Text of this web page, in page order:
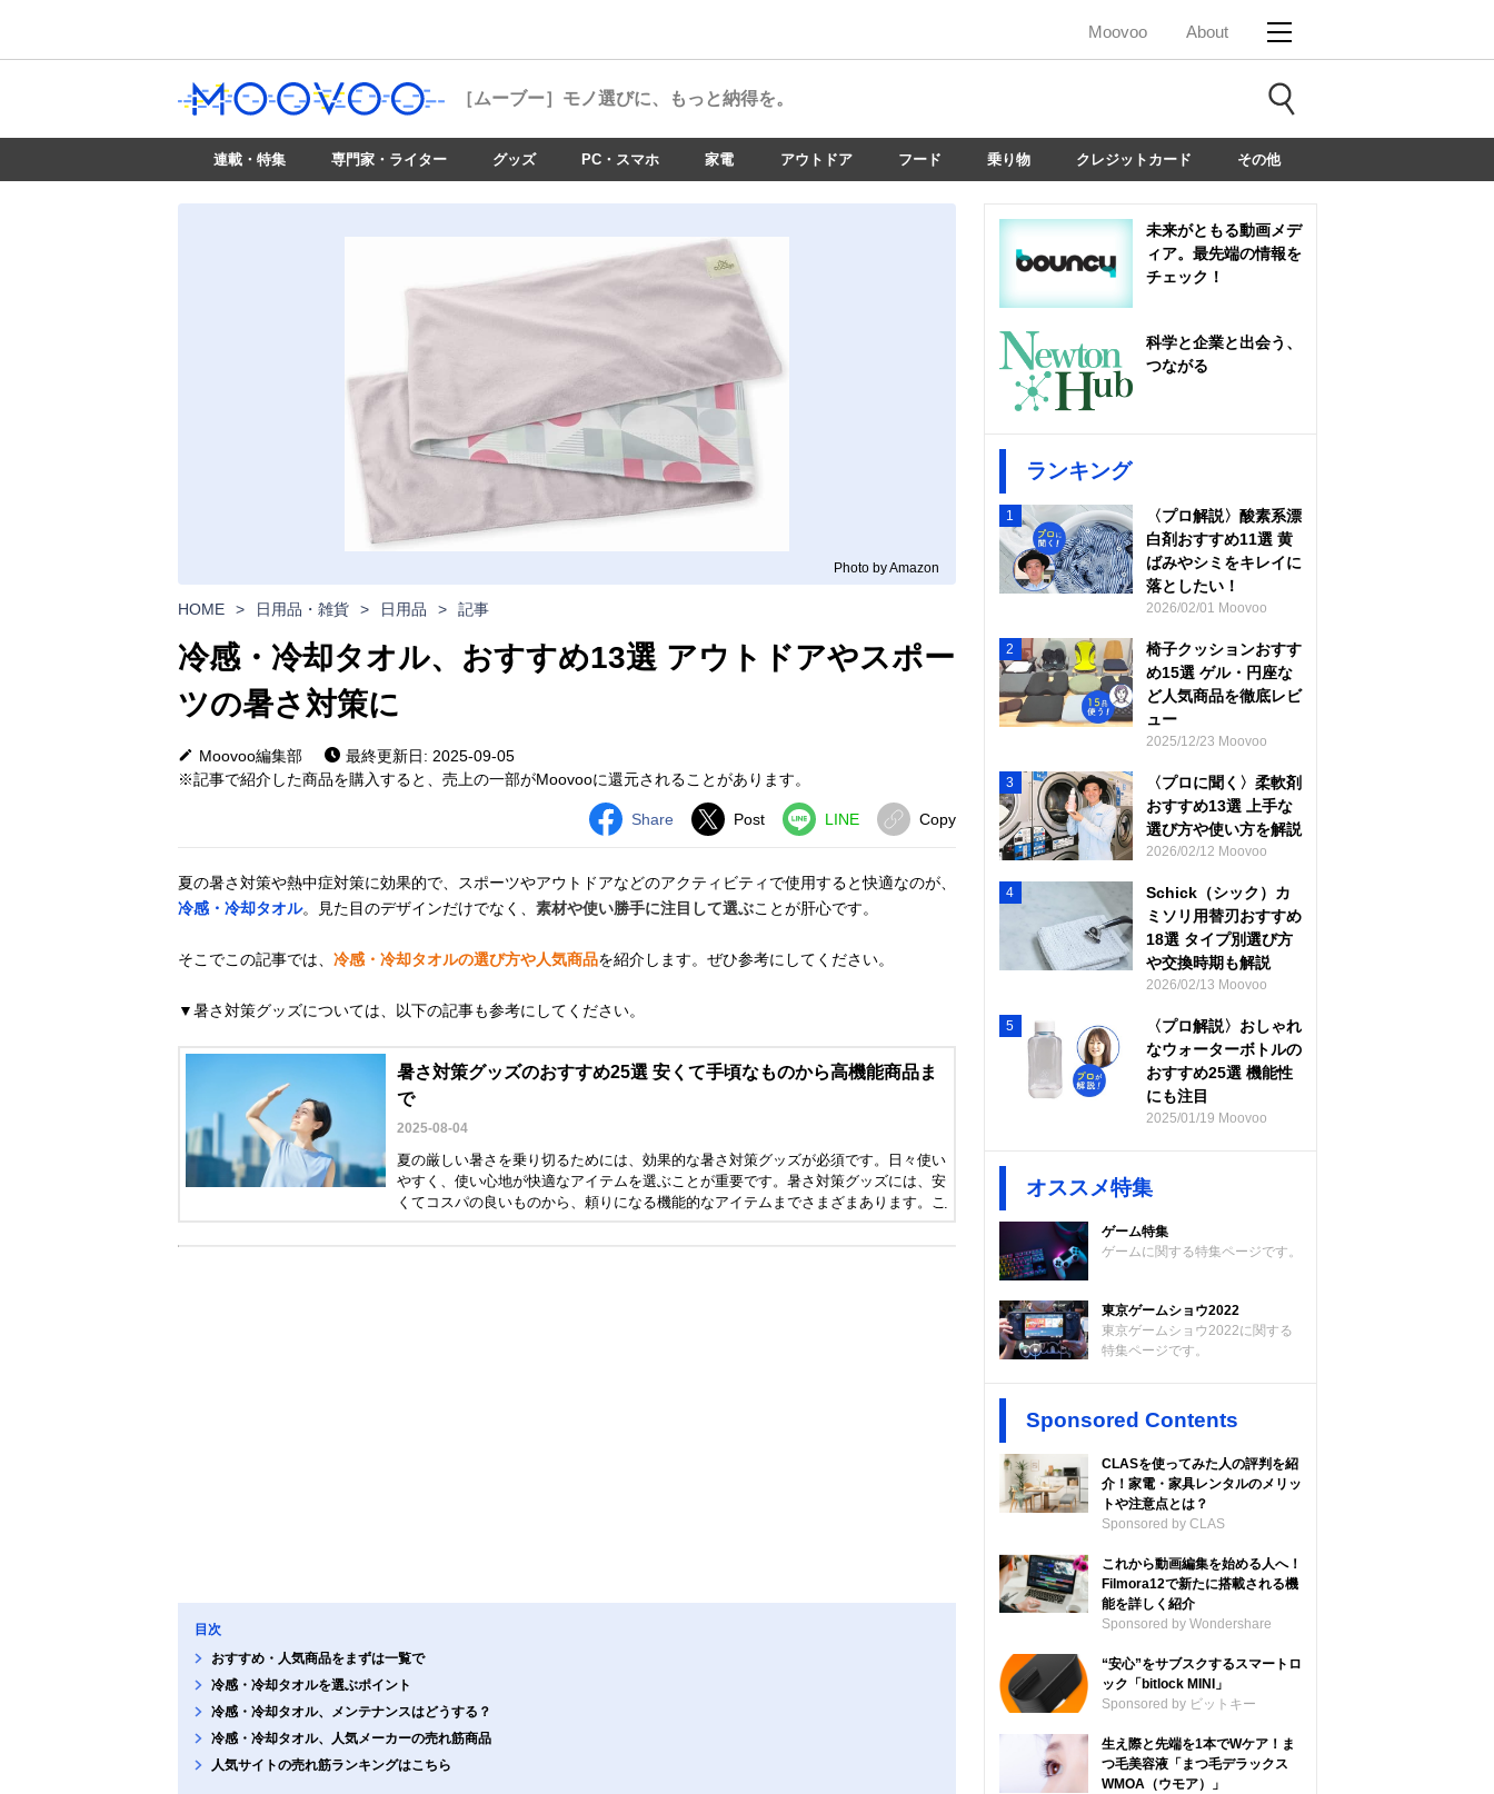
Moovoo About
［ムーブー］ モノ選びに、もっと納得を。
連載・特集 専門家・ライター グッズ PC・スマホ 家電 アウトドア フード 乗り物 クレジットカード その他
Photo by Amazon
HOME > 日用品・雑貨 > 日用品 > 記事
冷感・冷却タオル、おすすめ13選 アウトドアやスポー
ツの暑さ対策に
Moovoo編集部
最終更新日: 2025-09-05
※記事で紹介した商品を購入すると、売上の一部がMoovooに還元されることがあります。
Share Post LINE Copy
夏の暑さ対策や熱中症対策に効果的で、スポーツやアウトドアなどのアクティビティで使用すると快適なのが、
冷感・冷却タオル。見た目のデザインだけでなく、 素材や使い勝手に注目して選ぶことが肝心です。
そこでこの記事では、 冷感・冷却タオルの選び方や人気商品を紹介します。ぜひ参考にしてください。
▼暑さ対策グッズについては、以下の記事も参考にしてください。
暑さ対策グッズのおすすめ25選 安くて手頃なものから高機能商品ま
で
2025-08-04
夏の厳しい暑さを乗り切るためには、効果的な暑さ対策グッズが必須です。日々使い
やすく、使い心地が快適なアイテムを選ぶことが重要です。暑さ対策グッズには、安
くてコスパの良いものから、頼りになる機能的なアイテムまでさまざまあります。こ
目次
おすすめ・人気商品をまずは一覧で
冷感・冷却タオルを選ぶポイント
冷感・冷却タオル、メンテナンスはどうする？
冷感・冷却タオル、人気メーカーの売れ筋商品
人気サイトの売れ筋ランキングはこちら
未来がともる動画メデ
ィア。最先端の情報を
チェック！
科学と企業と出会う、
つながる
ランキング
1
〈プロ解説〉酸素系漂
白剤おすすめ11選 黄
ばみやシミをキレイに
落としたい！
2026/02/01 Moovoo
2
椅子クッションおすす
め15選 ゲル・円座な
ど人気商品を徹底レビ
ュー
2025/12/23 Moovoo
3
〈プロに聞く〉柔軟剤
おすすめ13選 上手な
選び方や使い方を解説
2026/02/12 Moovoo
4
Schick（シック）カ
ミソリ用替刃おすすめ
18選 タイプ別選び方
や交換時期も解説
2026/02/13 Moovoo
5
〈プロ解説〉おしゃれ
なウォーターボトルの
おすすめ25選 機能性
にも注目
2025/01/19 Moovoo
オススメ特集
ゲーム特集
ゲームに関する特集ページです。
東京ゲームショウ2022
東京ゲームショウ2022に関する
特集ページです。
Sponsored Contents
CLASを使ってみた人の評判を紹
介！家電・家具レンタルのメリッ
トや注意点とは？
Sponsored by CLAS
これから動画編集を始める人へ！
Filmora12で新たに搭載される機
能を詳しく紹介
Sponsored by Wondershare
“安心”をサブスクするスマートロ
ック「bitlock MINI」
Sponsored by ビットキー
生え際と先端を1本でWケア！ま
つ毛美容液「まつ毛デラックス
WMOA（ウモア）」